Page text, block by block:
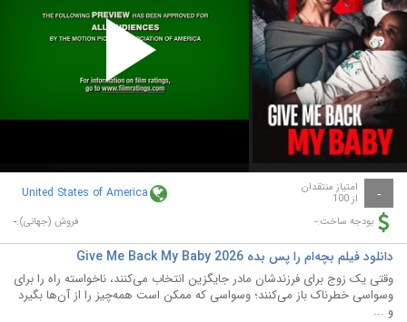
Play
Video
- امتیاز منتقدان
از 100 United States of America
بودجه ساخت:- فروش (جهانی):-
دانلود فیلم بچه‌ام را پس بده Give Me Back My Baby 2026
وقتی یک زوج برای فرزندشان مادر جایگزین انتخاب می‌کنند، ناخواسته راه را برای
وسواسی خطرناک باز می‌کنند؛ وسواسی که ممکن است همه‌چیز را از آن‌ها بگیرد
و ...